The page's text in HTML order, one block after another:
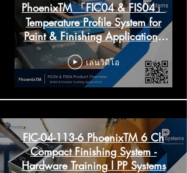
PhoenixTM 「FIC04 & FIS04」
Temperature Profile System for
Paint & Finishing Application l
PP Systems
เล่นวิดีโอ
FIC-04-113-6 PhoenixTM 6 Ch
Compact Finishing System -
Hardware Training l PP Systems